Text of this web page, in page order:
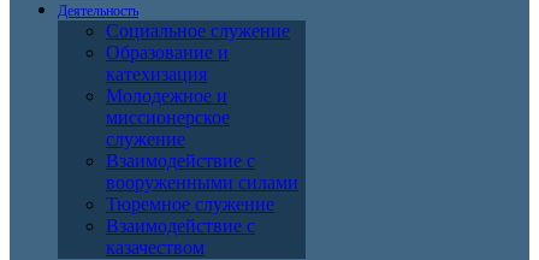
Деятельность
Социальное служение
Образование и
катехизация
Молодежное и
миссионерское
служение
Взаимодействие с
вооруженными силами
Тюремное служение
Взаимодействие с
казачеством